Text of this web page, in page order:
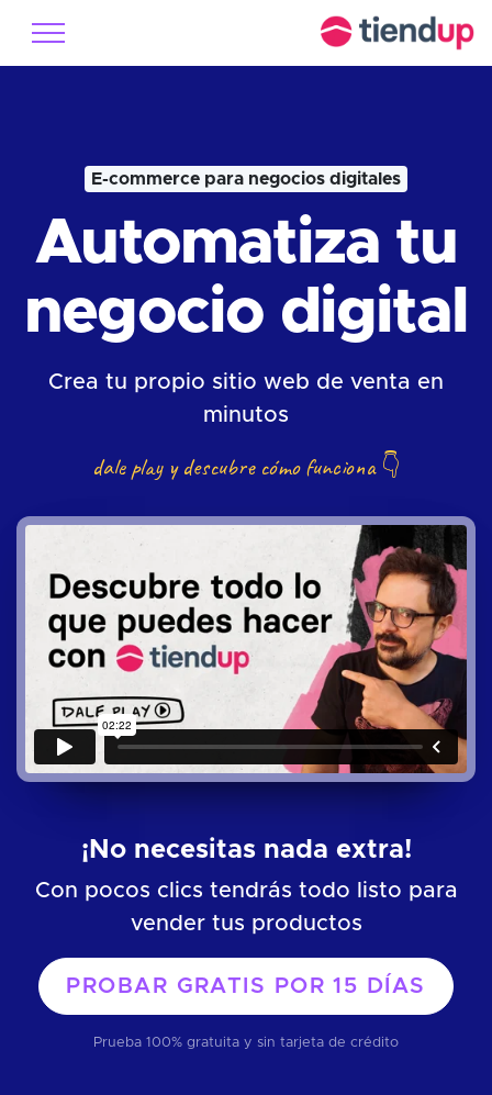
E-commerce para negocios digitales
Automatiza tu
negocio digital
Crea tu propio sitio web de venta en
minutos
dale play y descubre cómo funciona 👇
¡No necesitas nada extra!
Con pocos clics tendrás todo listo para
vender tus productos
PROBAR GRATIS POR15 DÍAS
Prueba 100% gratuita y sin tarjeta de crédito